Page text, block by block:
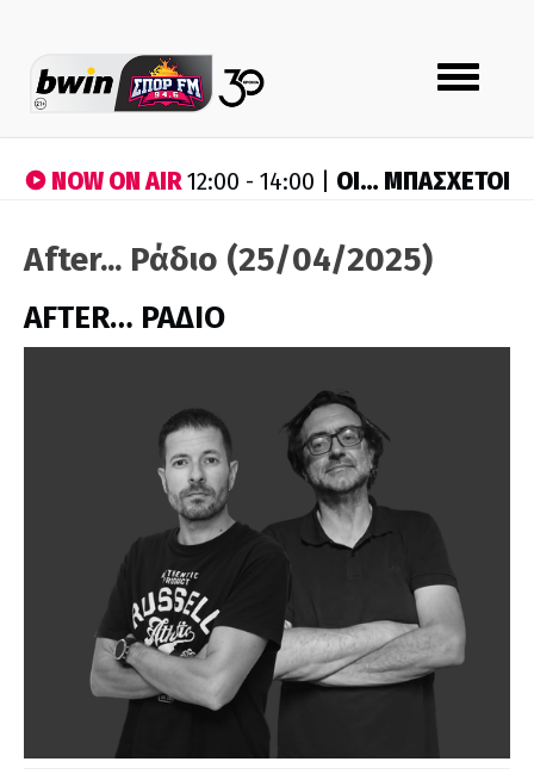
Toggle
navigation
NOW ON AIR12:00 - 14:00 | ΟΙ… ΜΠΑΣΧΕΤΟΙ
After... Ράδιο (25/04/2025)
AFTER… ΡΑΔΙΟ